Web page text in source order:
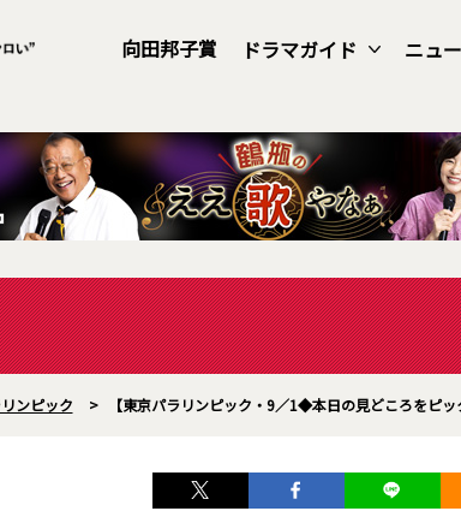
向田邦子賞 ドラマガイド ニュ
ンピック > 【東京パラリンピック・9／1◆本日の見どころをピ